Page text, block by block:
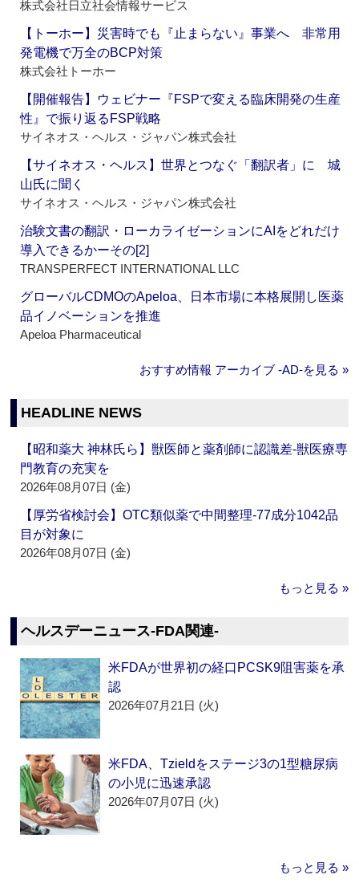
株式会社日立社会情報サービス
【トーホー】災害時でも『止まらない』事業へ 非常用
発電機で万全のBCP対策
株式会社トーホー
【開催報告】ウェビナー『FSPで変える臨床開発の生産
性』で振り返るFSP戦略
サイネオス・ヘルス・ジャパン株式会社
【サイネオス・ヘルス】世界とつなぐ「翻訳者」に 城
山氏に聞く
サイネオス・ヘルス・ジャパン株式会社
治験文書の翻訳・ローカライゼーションにAIをどれだけ
導入できるかーその[2]
TRANSPERFECT INTERNATIONAL LLC
グローバルCDMOのApeloa、日本市場に本格展開し医薬
品イノベーションを推進
Apeloa Pharmaceutical
おすすめ情報 アーカイブ ‐AD‐を見る »
HEADLINE NEWS
【昭和薬大 神林氏ら】獣医師と薬剤師に認識差‐獣医療専
門教育の充実を
2026年08月07日 (金)
【厚労省検討会】OTC類似薬で中間整理‐77成分1042品
目が対象に
2026年08月07日 (金)
もっと見る »
ヘルスデーニュース‐FDA関連‐
米FDAが世界初の経口PCSK9阻害薬を承
認
2026年07月21日 (火)
米FDA、Tzieldをステージ3の1型糖尿病
の小児に迅速承認
2026年07月07日 (火)
もっと見る »